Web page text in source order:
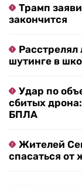
Трамп
закончится
Расстрелял
шутинге в
Удар по
сбитых
БПЛА
Жителей
спасаться от